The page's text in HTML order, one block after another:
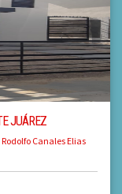
JUÁREZ
Rodolfo Canales Elias